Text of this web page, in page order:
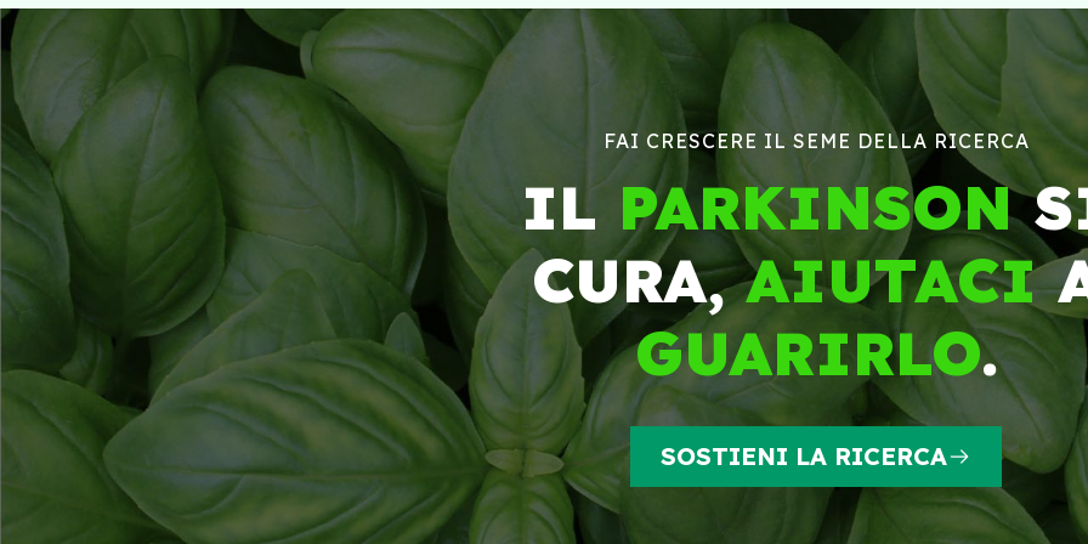
FAI CRESCERE IL SEME DELLA RICERCA
IL PARKINSON
CURA,AIUTACI
GUARIRLO.
SOSTIENI LA RICERCA